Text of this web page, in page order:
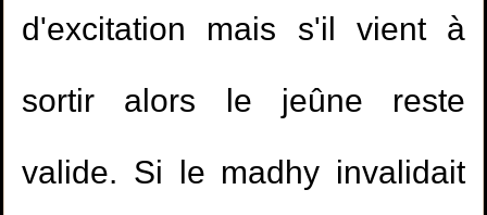
d'excitation mais s'il vient à
sortir alors le jeûne reste
valide. Si le madhy invalidait